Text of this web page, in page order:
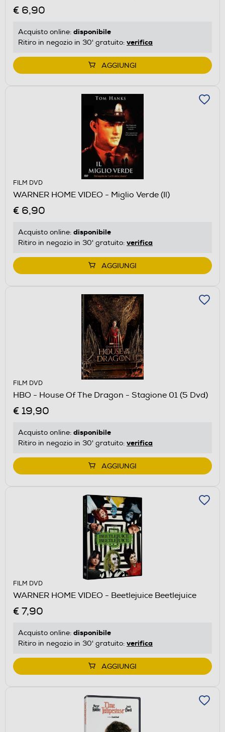
€ 6,90
Acquisto online: disponibile
Ritiro in negozio in 30' gratuito: verifica
AGGIUNGI
FILM DVD
WARNER HOME VIDEO - Miglio Verde (Il)
€ 6,90
Acquisto online: disponibile
Ritiro in negozio in 30' gratuito: verifica
AGGIUNGI
FILM DVD
HBO - House Of The Dragon - Stagione 01 (5 Dvd)
€ 19,90
Acquisto online: disponibile
Ritiro in negozio in 30' gratuito: verifica
AGGIUNGI
FILM DVD
WARNER HOME VIDEO - Beetlejuice Beetlejuice
€ 7,90
Acquisto online: disponibile
Ritiro in negozio in 30' gratuito: verifica
AGGIUNGI